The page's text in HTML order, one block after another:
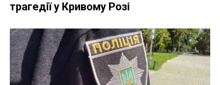
трагедії у Кривому Розі